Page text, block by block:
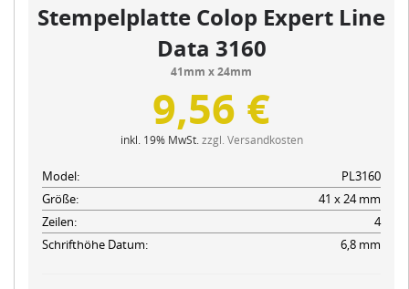
Stempelplatte Colop Expert Line
Data 3160
41mm x 24mm
9,56 €
inkl. 19% MwSt. zzgl. Versandkosten
Model:
PL3160
Größe:
41 x 24 mm
Zeilen:
4
Schrifthöhe Datum:
6,8 mm